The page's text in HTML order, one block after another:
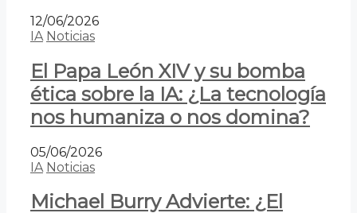
12/06/2026
IA Noticias
El Papa León XIV y su bomba
ética sobre la IA: ¿La tecnología
nos humaniza o nos domina?
05/06/2026
IA Noticias
Michael Burry Advierte: ¿El